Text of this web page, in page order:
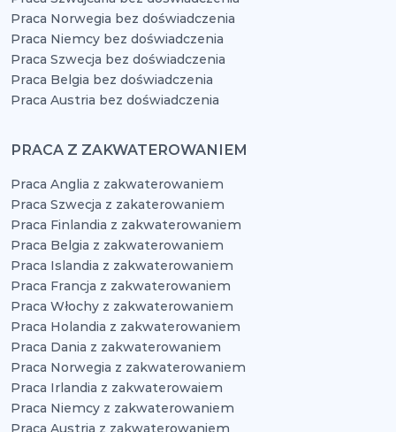
Praca Norwegia bez doświadczenia
Praca Niemcy bez doświadczenia
Praca Szwecja bez doświadczenia
Praca Belgia bez doświadczenia
Praca Austria bez doświadczenia
PRACA Z ZAKWATEROWANIEM
Praca Anglia z zakwaterowaniem
Praca Szwecja z zakaterowaniem
Praca Finlandia z zakwaterowaniem
Praca Belgia z zakwaterowaniem
Praca Islandia z zakwaterowaniem
Praca Francja z zakwaterowaniem
Praca Włochy z zakwaterowaniem
Praca Holandia z zakwaterowaniem
Praca Dania z zakwaterowaniem
Praca Norwegia z zakwaterowaniem
Praca Irlandia z zakwaterowaiem
Praca Niemcy z zakwaterowaniem
Praca Austria z zakwaterowaniem